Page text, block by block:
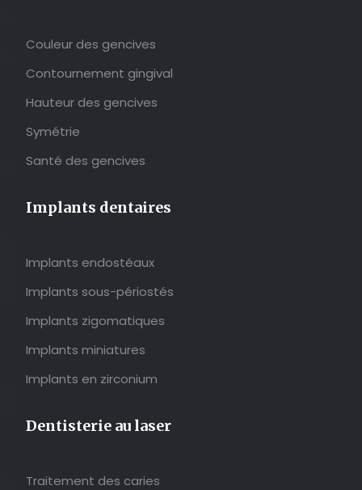
Couleur des gencives
Contournement gingival
Hauteur des gencives
Symétrie
Santé des gencives
Implants dentaires
Implants endostéaux
Implants sous-périostés
Implants zigomatiques
Implants miniatures
Implants en zirconium
Dentisterie au laser
Traitement des caries